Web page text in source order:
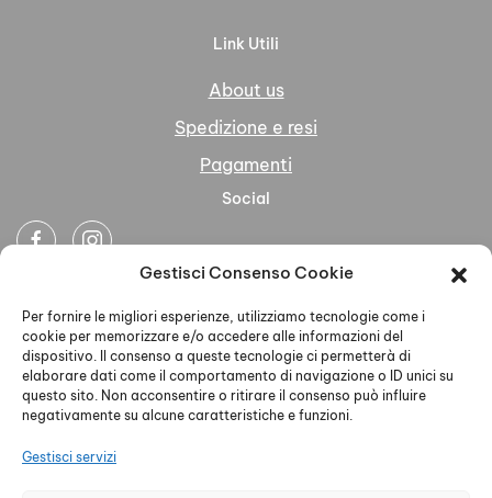
Gestisci Consenso Cookie
Per fornire le migliori esperienze, utilizziamo tecnologie come i
cookie per memorizzare e/o accedere alle informazioni del
dispositivo. Il consenso a queste tecnologie ci permetterà di
elaborare dati come il comportamento di navigazione o ID unici su
questo sito. Non acconsentire o ritirare il consenso può influire
negativamente su alcune caratteristiche e funzioni.
Gestisci servizi
Link Utili
About us
Spedizione e resi
Pagamenti
Social